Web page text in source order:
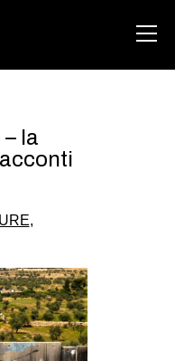
la
,